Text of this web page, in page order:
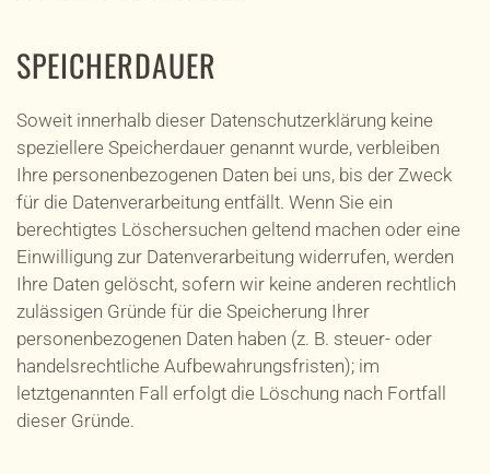
SPEICHERDAUER
Soweit innerhalb dieser Datenschutzerklärung keine
speziellere Speicherdauer genannt wurde, verbleiben
Ihre personenbezogenen Daten bei uns, bis der Zweck
für die Datenverarbeitung entfällt. Wenn Sie ein
berechtigtes Löschersuchen geltend machen oder eine
Einwilligung zur Datenverarbeitung widerrufen, werden
Ihre Daten gelöscht, sofern wir keine anderen rechtlich
zulässigen Gründe für die Speicherung Ihrer
personenbezogenen Daten haben (z. B. steuer- oder
handelsrechtliche Aufbewahrungsfristen); im
letztgenannten Fall erfolgt die Löschung nach Fortfall
dieser Gründe.